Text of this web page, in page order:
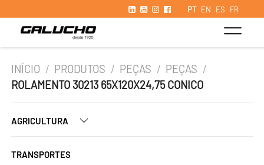
PT EN ES FR
INÍCIO / PRODUTOS / PEÇAS / PEÇAS /
ROLAMENTO 30213 65X120X24,75 CONICO
AGRICULTURA
TRANSPORTES